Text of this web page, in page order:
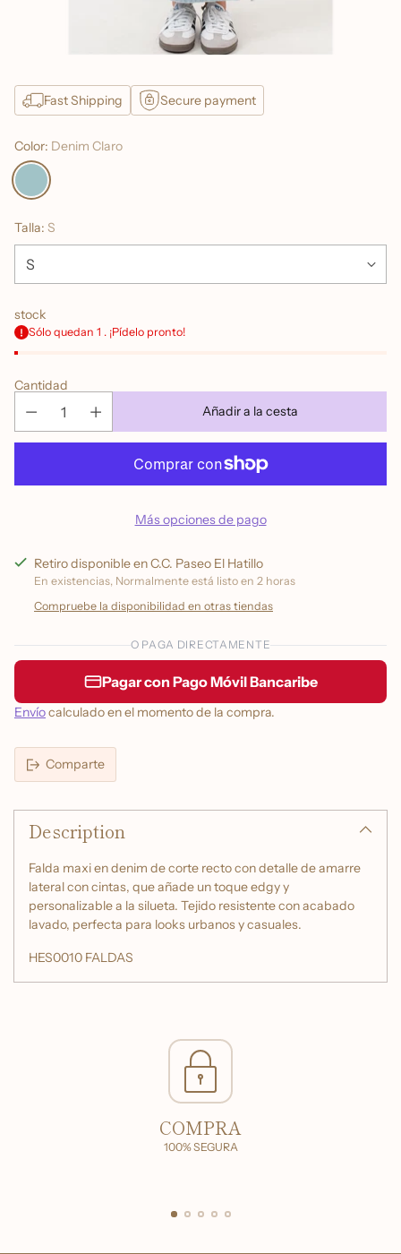
Fast Shipping Secure payment
Color: Denim Claro
Talla: S
stock
Sólo quedan 1 . ¡Pídelo pronto!
Cantidad
Añadir a la cesta
Más opciones de pago
Retiro disponible en C.C. Paseo El Hatillo
En existencias, Normalmente está listo en 2 horas
Compruebe la disponibilidad en otras tiendas
O PAGA DIRECTAMENTE
Pagar con Pago Móvil Bancaribe
Envíocalculado en el momento de la compra.
Comparte
un
producto
cesta
Description
Falda maxi en denim de corte recto con detalle de amarre
lateral con cintas, que añade un toque edgy y
personalizable a la silueta. Tejido resistente con acabado
lavado, perfecta para looks urbanos y casuales.
HES0010 FALDAS
COMPRA
100% SEGURA